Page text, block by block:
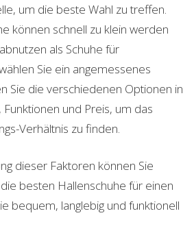
um die beste Wahl zu treffen.
können schnell zu klein werden
als Schuhe für
Sie ein angemessenes
Sie die verschiedenen Optionen in
Funktionen und Preis, um das
Verhältnis zu finden.
dieser Faktoren können Sie
besten Hallenschuhe für einen
bequem, langlebig und funktionell